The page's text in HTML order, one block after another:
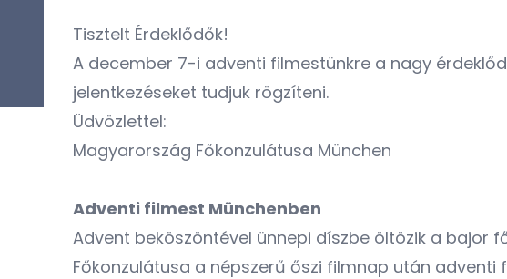
Tisztelt Érdeklődők!
A december 7-i adventi filmestünkre a nagy
jelentkezéseket tudjuk rögzíteni.
Üdvözlettel:
Magyarország Főkonzulátusa München
Adventi filmest Münchenben
Advent beköszöntével ünnepi díszbe öltözik a bajor
Főkonzulátusa a népszerű őszi filmnap után adventi